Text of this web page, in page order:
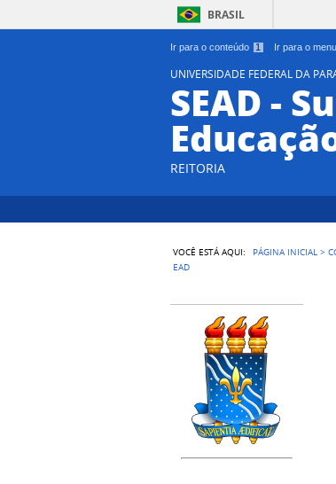
Ir para o conteúdo 1 Ir para o menu
BRASIL
UNIVERSIDADE FEDERAL DA
SEAD -
REITORIA
VOCÊ ESTÁ AQUI: PÁGINA INICIAL >
EAD